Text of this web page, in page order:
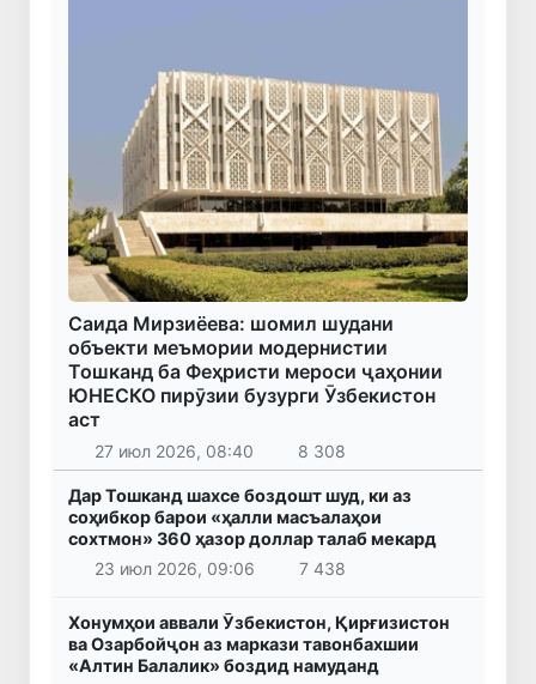
Саида Мирзиёева: шомил шудани
объекти меъмории модернистии
Тошканд ба Феҳристи мероси ҷаҳонии
ЮНЕСКО пирӯзии бузурги Ӯзбекистон
аст
27 июл 2026, 08:40 8 308
Дар Тошканд шахсе боздошт шуд, ки аз
соҳибкор барои «ҳалли масъалаҳои
сохтмон» 360 ҳазор доллар талаб мекард
23 июл 2026, 09:06
7 438
Хонумҳои аввали Ӯзбекистон, Қирғизистон
ва Озарбойҷон аз маркази тавонбахшии
«Алтин Балалик» боздид намуданд